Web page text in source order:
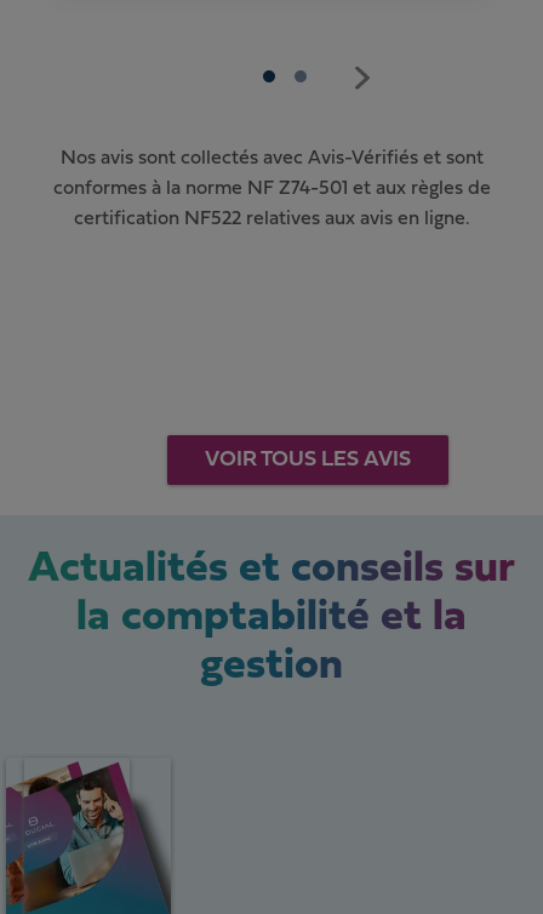
Nos avis sont collectés avec Avis-Vérifiés et sont
conformes à la norme NF Z74-501 et aux règles de
certification NF522 relatives aux avis en ligne.
VOIR TOUS LES AVIS
Actualités et conseils sur
la comptabilité et la
gestion